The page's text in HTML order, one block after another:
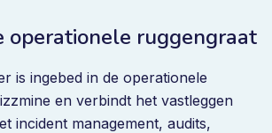
operationele ruggengraat
is ingebed in de operationele
en verbindt het vastleggen
incident management, audits,